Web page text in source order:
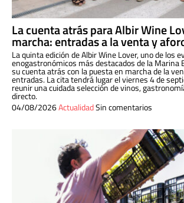
La cuenta atrás para Albir Wine
marcha: entradas a la venta y
La quinta edición de Albir Wine Lover, uno de los
enogastronómicos más destacados de la Marina
su cuenta atrás con la puesta en marcha de la
entradas. La cita tendrá lugar el viernes 4 de
reunir una cuidada selección de vinos,
directo.
04/08/2026ActualidadSin comentarios